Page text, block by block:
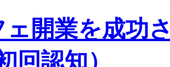
ェ開業を成功
回認知）